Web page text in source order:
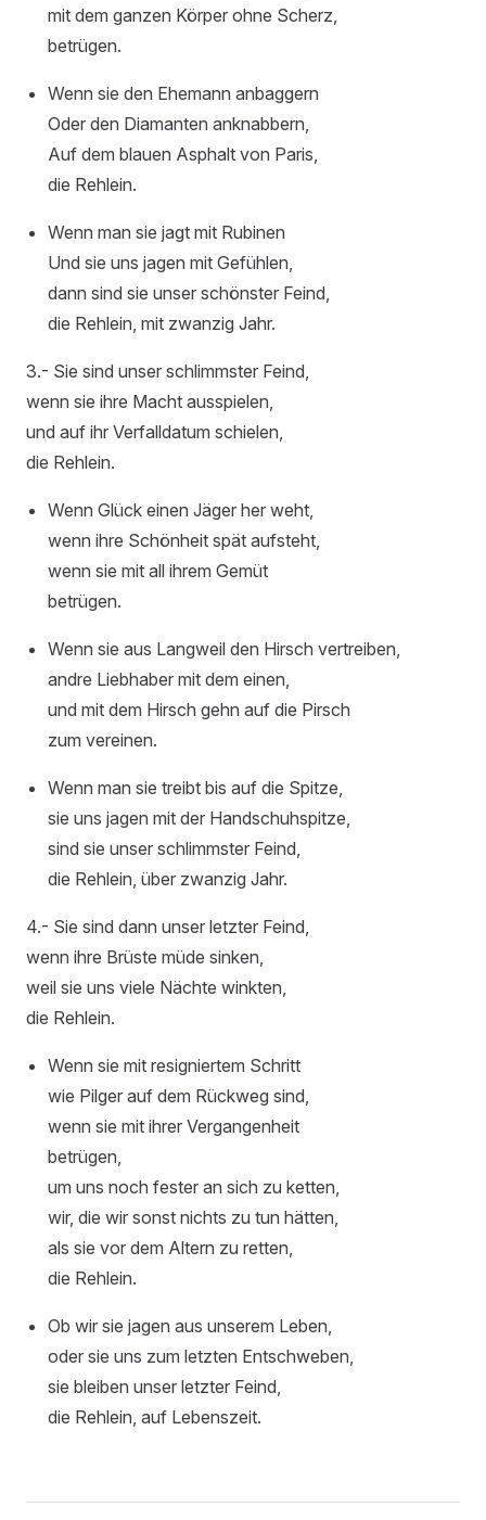
mit dem ganzen Körper ohne Scherz,
betrügen.
Wenn sie den Ehemann anbaggern
Oder den Diamanten anknabbern,
Auf dem blauen Asphalt von Paris,
die Rehlein.
Wenn man sie jagt mit Rubinen
Und sie uns jagen mit Gefühlen,
dann sind sie unser schönster Feind,
die Rehlein, mit zwanzig Jahr.
3.- Sie sind unser schlimmster Feind,
wenn sie ihre Macht ausspielen,
und auf ihr Verfalldatum schielen,
die Rehlein.
Wenn Glück einen Jäger her weht,
wenn ihre Schönheit spät aufsteht,
wenn sie mit all ihrem Gemüt
betrügen.
Wenn sie aus Langweil den Hirsch vertreiben,
andre Liebhaber mit dem einen,
und mit dem Hirsch gehn auf die Pirsch
zum vereinen.
Wenn man sie treibt bis auf die Spitze,
sie uns jagen mit der Handschuhspitze,
sind sie unser schlimmster Feind,
die Rehlein, über zwanzig Jahr.
4.- Sie sind dann unser letzter Feind,
wenn ihre Brüste müde sinken,
weil sie uns viele Nächte winkten,
die Rehlein.
Wenn sie mit resigniertem Schritt
wie Pilger auf dem Rückweg sind,
wenn sie mit ihrer Vergangenheit
betrügen,
um uns noch fester an sich zu ketten,
wir, die wir sonst nichts zu tun hätten,
als sie vor dem Altern zu retten,
die Rehlein.
Ob wir sie jagen aus unserem Leben,
oder sie uns zum letzten Entschweben,
sie bleiben unser letzter Feind,
die Rehlein, auf Lebenszeit.